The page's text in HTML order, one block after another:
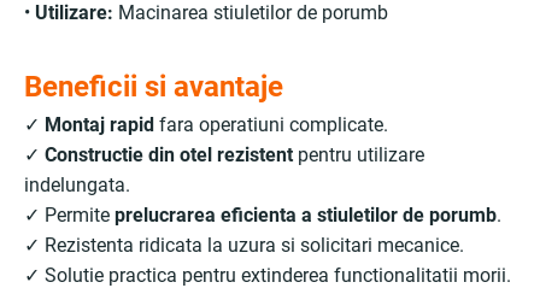
• Utilizare: Macinarea stiuletilor de porumb
Beneficii si avantaje
✓ Montaj rapid fara operatiuni complicate.
✓ Constructie din otel rezistent pentru utilizare
indelungata.
✓ Permite prelucrarea eficienta a stiuletilor de porumb.
✓ Rezistenta ridicata la uzura si solicitari mecanice.
✓ Solutie practica pentru extinderea functionalitatii morii.